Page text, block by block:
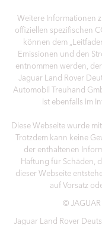
Weitere Informationen
offiziellen spezifischen
können dem
Emissionen und den
entnommen werden,
Jaguar Land Rover
Automobil Treuhand
ist ebenfalls im
Diese Webseite wurde
Trotzdem kann keine
der enthaltenen
Haftung für Schäden,
dieser Webseite
auf Vorsatz
©
Jaguar Land Rover